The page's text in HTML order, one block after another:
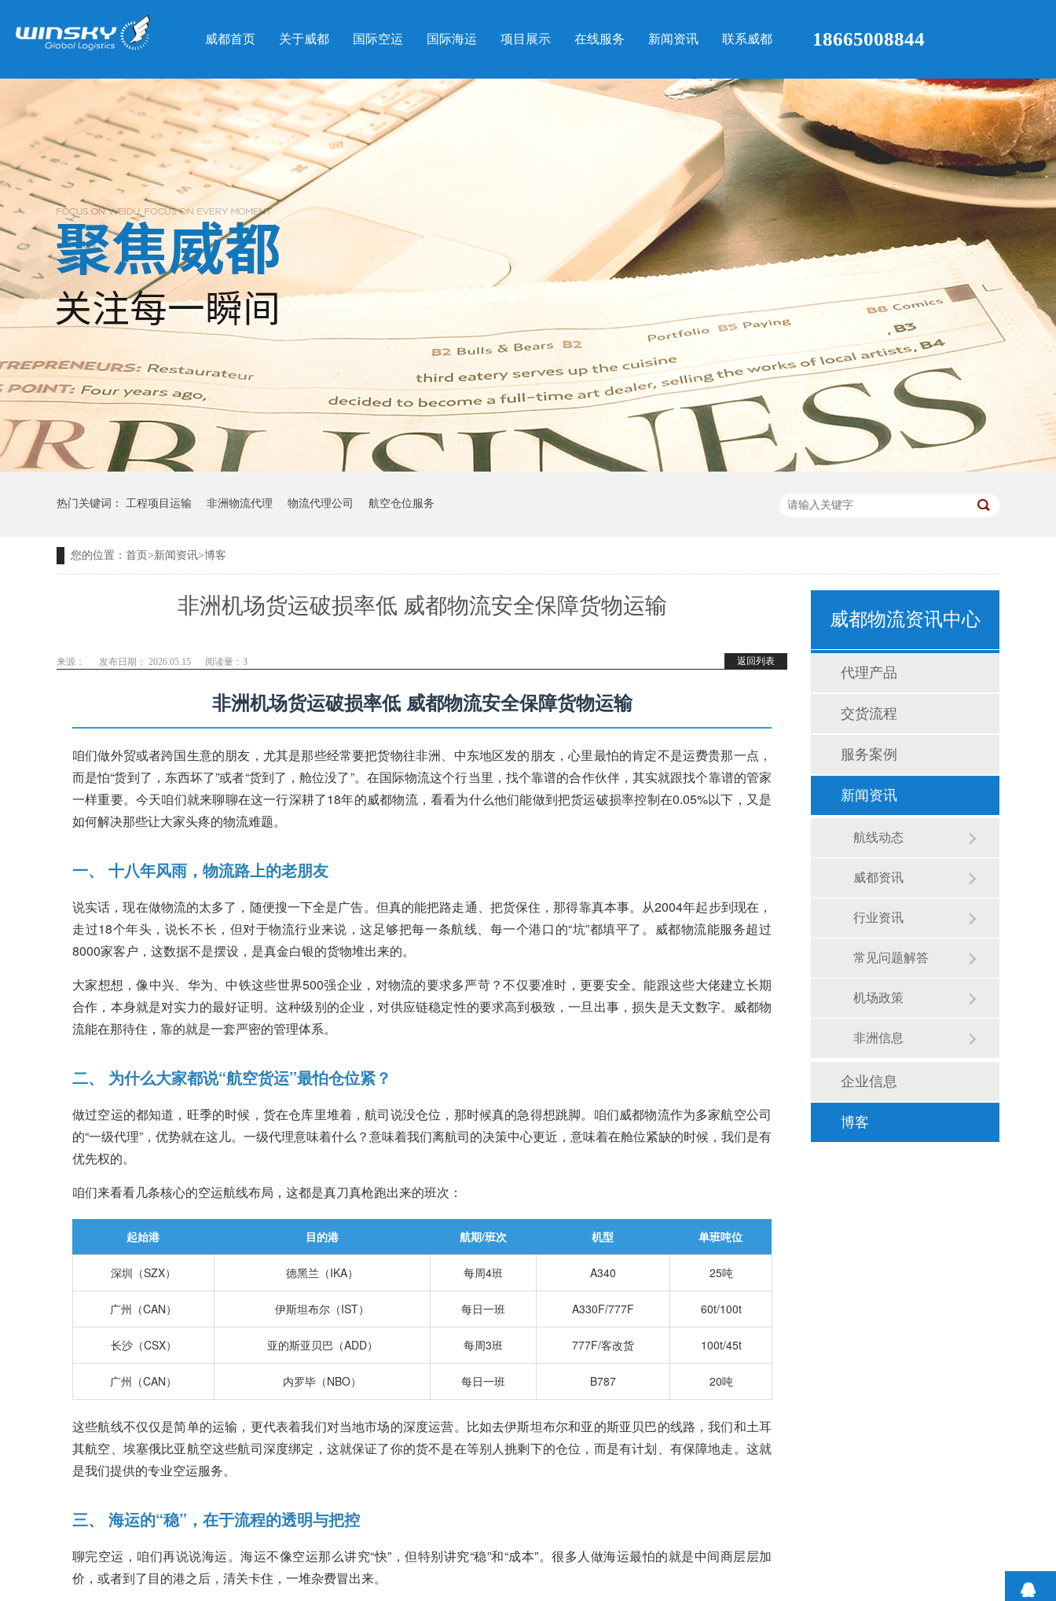
威都首页 关于威都 国际空运 国际海运 项目展示 在线服务 新闻资讯 联系威都 18665008844
热门关键词： 工程项目运输 非洲物流代理 物流代理公司 航空仓位服务
您的位置： 首页>新闻资讯>博客
非洲机场货运破损率低 威都物流安全保障货物运输
返回列表
来源： 发布日期： 2026.05.15 阅读量： 3
非洲机场货运破损率低 威都物流安全保障货物运输
咱们做外贸或者跨国生意的朋友，尤其是那些经常要把货物往非洲、中东地区发的朋友，心里最怕的肯定不是运费贵那一点，
而是怕“货到了，东西坏了”或者“货到了，舱位没了”。在国际物流这个行当里，找个靠谱的合作伙伴，其实就跟找个靠谱的管家
一样重要。今天咱们就来聊聊在这一行深耕了18年的威都物流，看看为什么他们能做到把货运破损率控制在0.05%以下，又是
如何解决那些让大家头疼的物流难题。
一、 十八年风雨，物流路上的老朋友
说实话，现在做物流的太多了，随便搜一下全是广告。但真的能把路走通、把货保住，那得靠真本事。从2004年起步到现在，
走过18个年头，说长不长，但对于物流行业来说，这足够把每一条航线、每一个港口的“坑”都填平了。威都物流能服务超过
8000家客户，这数据不是摆设，是真金白银的货物堆出来的。
大家想想，像中兴、华为、中铁这些世界500强企业，对物流的要求多严苛？不仅要准时，更要安全。能跟这些大佬建立长期
合作，本身就是对实力的最好证明。这种级别的企业，对供应链稳定性的要求高到极致，一旦出事，损失是天文数字。威都物
流能在那待住，靠的就是一套严密的管理体系。
二、 为什么大家都说“航空货运”最怕仓位紧？
做过空运的都知道，旺季的时候，货在仓库里堆着，航司说没仓位，那时候真的急得想跳脚。咱们威都物流作为多家航空公司
的“一级代理”，优势就在这儿。一级代理意味着什么？意味着我们离航司的决策中心更近，意味着在舱位紧缺的时候，我们是有
优先权的。
咱们来看看几条核心的空运航线布局，这都是真刀真枪跑出来的班次：
起始港 目的港 航期/班次 机型 单班吨位
深圳（SZX） 德黑兰（IKA） 每周4班 A340 25吨
广州（CAN） 伊斯坦布尔（IST） 每日一班 A330F/777F 60t/100t
长沙（CSX） 亚的斯亚贝巴（ADD） 每周3班 777F/客改货 100t/45t
广州（CAN） 内罗毕（NBO） 每日一班 B787 20吨
这些航线不仅仅是简单的运输，更代表着我们对当地市场的深度运营。比如去伊斯坦布尔和亚的斯亚贝巴的线路，我们和土耳
其航空、埃塞俄比亚航空这些航司深度绑定，这就保证了你的货不是在等别人挑剩下的仓位，而是有计划、有保障地走。这就
是我们提供的专业空运服务。
三、 海运的“稳”，在于流程的透明与把控
聊完空运，咱们再说说海运。海运不像空运那么讲究“快”，但特别讲究“稳”和“成本”。很多人做海运最怕的就是中间商层层加
价，或者到了目的港之后，清关卡住，一堆杂费冒出来。
威都物流资讯中心
代理产品
交货流程
服务案例
新闻资讯
航线动态
威都资讯
行业资讯
常见问题解答
机场政策
非洲信息
企业信息
博客